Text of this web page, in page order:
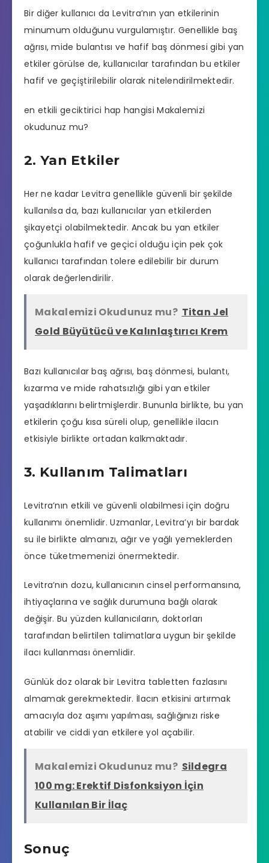
Bir diğer kullanıcı da Levitra’nın yan etkilerinin
minumum olduğunu vurgulamıştır. Genellikle baş
ağrısı, mide bulantısı ve hafif baş dönmesi gibi yan
etkiler görülse de, kullanıcılar tarafından bu etkiler
hafif ve geçiştirilebilir olarak nitelendirilmektedir.
en etkili geciktirici hap hangisi Makalemizi
okudunuz mu?
2. Yan Etkiler
Her ne kadar Levitra genellikle güvenli bir şekilde
kullanılsa da, bazı kullanıcılar yan etkilerden
şikayetçi olabilmektedir. Ancak bu yan etkiler
çoğunlukla hafif ve geçici olduğu için pek çok
kullanıcı tarafından tolere edilebilir bir durum
olarak değerlendirilir.
Makalemizi Okudunuz mu? Titan Jel
Gold Büyütücü ve Kalınlaştırıcı Krem
Bazı kullanıcılar baş ağrısı, baş dönmesi, bulantı,
kızarma ve mide rahatsızlığı gibi yan etkiler
yaşadıklarını belirtmişlerdir. Bununla birlikte, bu yan
etkilerin çoğu kısa süreli olup, genellikle ilacın
etkisiyle birlikte ortadan kalkmaktadır.
3. Kullanım Talimatları
Levitra’nın etkili ve güvenli olabilmesi için doğru
kullanımı önemlidir. Uzmanlar, Levitra’yı bir bardak
su ile birlikte almanızı, ağır ve yağlı yemeklerden
önce tüketmemenizi önermektedir.
Levitra’nın dozu, kullanıcının cinsel performansına,
ihtiyaçlarına ve sağlık durumuna bağlı olarak
değişir. Bu yüzden kullanıcıların, doktorları
tarafından belirtilen talimatlara uygun bir şekilde
ilacı kullanması önemlidir.
Günlük doz olarak bir Levitra tabletten fazlasını
almamak gerekmektedir. İlacın etkisini artırmak
amacıyla doz aşımı yapılması, sağlığınızı riske
atabilir ve ciddi yan etkilere yol açabilir.
Makalemizi Okudunuz mu? Sildegra
100 mg: Erektif Disfonksiyon İçin
Kullanılan Bir İlaç
Sonuç